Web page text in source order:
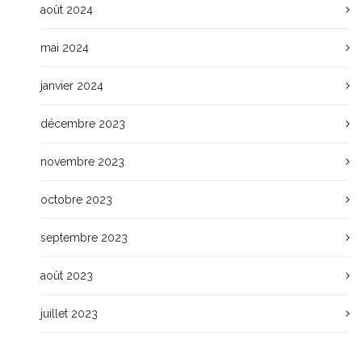
août 2024
mai 2024
janvier 2024
décembre 2023
novembre 2023
octobre 2023
septembre 2023
août 2023
juillet 2023